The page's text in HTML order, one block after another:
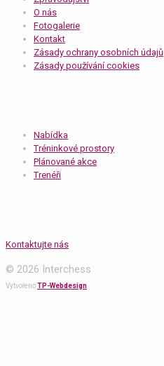
O nás
Fotogalerie
Kontakt
Zásady ochrany osobních údajů
Zásady používání cookies
Nabídka
Tréninkové prostory
Plánované akce
Trenéři
Kontaktujte nás
© 2026 Interchess
VytvořenoTP-Webdesign